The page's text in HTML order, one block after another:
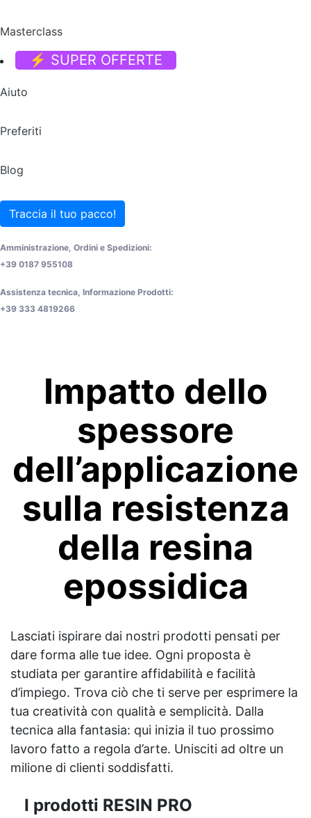
Masterclass
⚡ SUPER OFFERTE
Aiuto
Preferiti
Blog
Traccia il tuo pacco!
Amministrazione, Ordini e Spedizioni:
+39 0187 955108
Assistenza tecnica, Informazione Prodotti:
+39 333 4819266
Impatto dello
spessore
dell’applicazione
sulla resistenza
della resina
epossidica
Lasciati ispirare dai nostri prodotti pensati per
dare forma alle tue idee. Ogni proposta è
studiata per garantire affidabilità e facilità
d’impiego. Trova ciò che ti serve per esprimere la
tua creatività con qualità e semplicità. Dalla
tecnica alla fantasia: qui inizia il tuo prossimo
lavoro fatto a regola d’arte. Unisciti ad oltre un
milione di clienti soddisfatti.
I prodotti RESIN PRO